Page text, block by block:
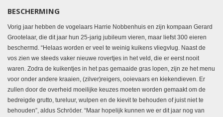
BESCHERMING
Vorig jaar hebben de vogelaars Harrie Nobbenhuis en zijn kompaan Gerard
Grootelaar, die dit jaar hun 25-jarig jubileum vieren, maar liefst 300 eieren
beschermd. “Helaas worden er veel te weinig kuikens vliegvlug. Naast de
vos zien we steeds vaker nieuwe rovertjes in het veld, die er eerst nooit
waren. Zodra de kuikentjes in het pas gemaaide gras lopen, zijn ze het menu
voor onder andere kraaien, (zilver)reigers, ooievaars en kiekendieven. Er
zullen door de overheid moeilijke keuzes moeten worden gemaakt om de
bedreigde grutto, tureluur, wulpen en de kievit te behouden of juist niet te
behouden”, aldus Schröder. “Maar hopelijk kunnen we er dit jaar nog van